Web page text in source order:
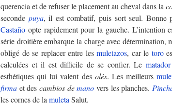
querencia et de refuser le placement au cheval dans la
seconde puya, il est combatif, puis sort seul. Bonne
Castaño opte rapidement pour la gauche. L’intention
série droitière embarque la charge avec détermination,
obligé de se replacer entre les muletazos, car le toro
calculées et il est difficile de se confier. Le matador
esthétiques qui lui valent des olés. Les meilleurs
firma et des cambios demano vers les planches.
les cornes de la muleta Salut.